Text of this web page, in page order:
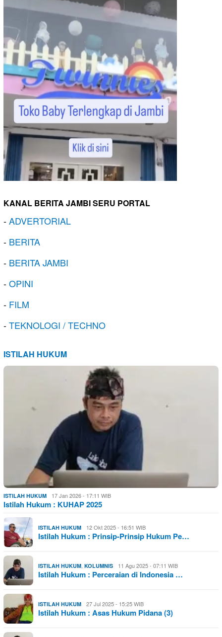
KANAL BERITA JAMBI SERU PORTAL
-ADVERTORIAL
- BERITA
- BERITA JAMBI
-OPINI
- FILM
-TEKNOLOGI / TECHNO
ISTILAH HUKUM
ISTILAH HUKUM 17 Jan 2026 - 17:11 WIB
Istilah Hukum : KUHAP 2025
ISTILAH HUKUM 12 Okt 2025 - 16:51 WIB
Istilah Hukum : Prinsip-Prinsip Hukum Pe…
ISTILAH HUKUM KOLUMNIS 11 Agu 2025 - 07:11 WIB
Istilah Hukum : Perceraian di Indonesia …
ISTILAH HUKUM 27 Jul 2025 - 15:25 WIB
Istilah Hukum : Asas Hukum Pidana (3)